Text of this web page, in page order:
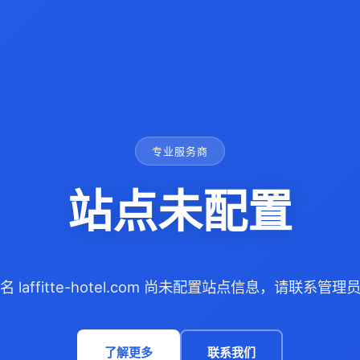
专业服务商
站点未配置
laffitte-hotel.com 尚未配置站点信息，请联系管理
了解更多 联系我们